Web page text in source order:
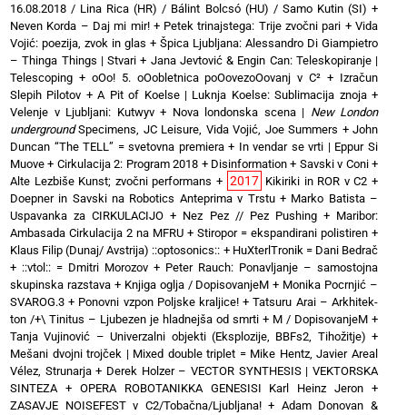
16.08.2018 / Lina Rica (HR) / Bálint Bolcsó (HU) / Samo Kutin (SI) +
Neven Korda – Daj mi mir!+ Petek trinajstega: Trije zvočni pari +Vida
Vojić: poezija, zvok in glas + Špica Ljubljana: Alessandro Di Giampietro
– Thinga Things | Stvari + Jana Jevtović & Engin Can: Teleskopiranje |
Telescoping + oOo! 5. oOobletnica poOovezoOovanj v C² + Izračun
Slepih Pilotov +A Pit of Koelse | Luknja Koelse: Sublimacija znoja+
Velenje v Ljubljani: Kutwyv+ Nova londonska scena | New London
undergroundSpecimens, JC Leisure, Vida Vojić, Joe Summers +John
Duncan “The TELL” = svetovna premiera+ In vendar se vrti | Eppur Si
Muove + Cirkulacija 2: Program 2018 + Disinformation + Savski v Coni+
Alte Lezbiše Kunst; zvočni performans + 2017 Kikiriki in ROR v C2 +
Doepner in Savski na Robotics Anteprima v Trstu+ Marko Batista –
Uspavanka za CIRKULACIJO + Nez Pez // Pez Pushing+ Maribor:
Ambasada Cirkulacija 2 na MFRU + Stiropor = ekspandirani polistiren +
Klaus Filip (Dunaj/ Avstrija) ::optosonics:: + HuXterlTronik = Dani Bedrač
+ ::vtol:: = Dmitri Morozov + Peter Rauch: Ponavljanje – samostojna
skupinska razstava+ Knjiga oglja / DopisovanjeM + Monika Pocrnjić –
SVAROG.3 + Ponovni vzpon Poljske kraljice! +Tatsuru Arai – Arkhitek-
ton /+\ Tinitus – Ljubezen je hladnejša od smrti + M / DopisovanjeM +
Tanja Vujinović – Univerzalni objekti (Eksplozije, BBFs2, Tihožitje) +
Mešani dvojni trojček | Mixed double triplet = Mike Hentz, Javier Areal
Vélez, Strunarja+ Derek Holzer – VECTOR SYNTHESIS | VEKTORSKA
SINTEZA+ OPERA ROBOTANIKKA GENESISI Karl Heinz Jeron +
ZASAVJE NOISEFEST v C2/Tobačna/Ljubljana!+ Adam Donovan &